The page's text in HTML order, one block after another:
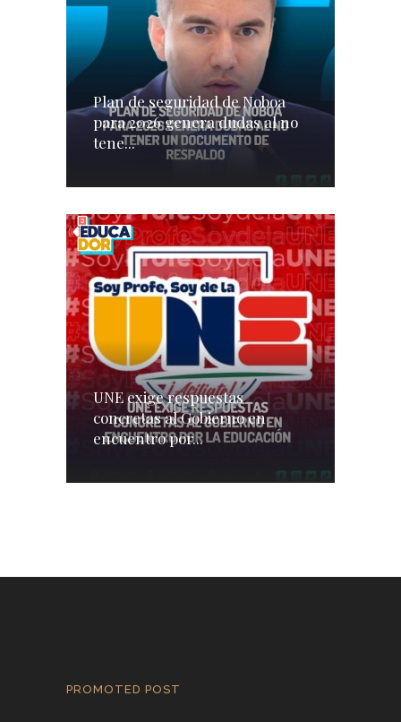
Plan de seguridad de Noboa
para 2026 genera dudas al no
tene...
UNE exige respuestas
concretas al Gobierno en
encuentro por...
PROMOTED POST